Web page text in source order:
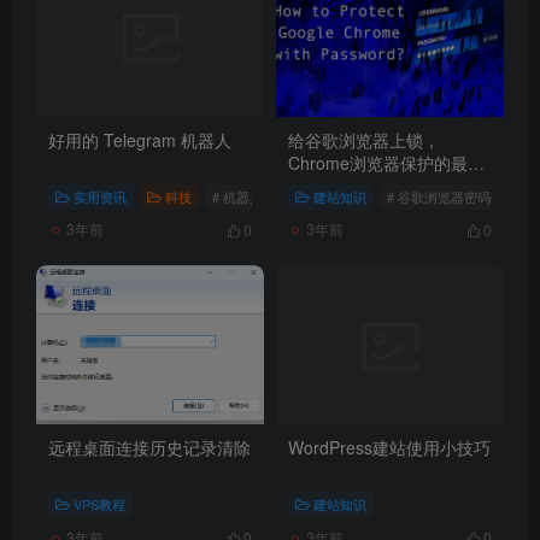
好用的 Telegram 机器人
实用资讯 科技 # 机器人
3年前 0
给谷歌浏览器上锁，
Chrome浏览器保护的最佳
建站知识 # 谷歌浏览器密码保护
3年前 0
远程桌面连接历史记录清除
VPS教程
WordPress建站使用小技巧
建站知识